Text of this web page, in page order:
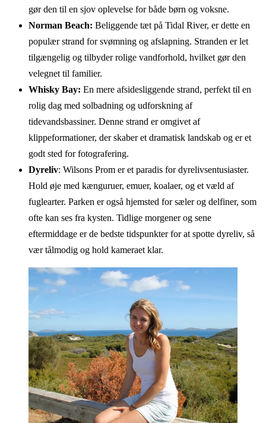
gør den til en sjov oplevelse for både børn og voksne.
Norman Beach: Beliggende tæt på Tidal River, er dette en
populær strand for svømning og afslapning. Stranden er let
tilgængelig og tilbyder rolige vandforhold, hvilket gør den
velegnet til familier.
Whisky Bay: En mere afsidesliggende strand, perfekt til en
rolig dag med solbadning og udforskning af
tidevandsbassiner. Denne strand er omgivet af
klippeformationer, der skaber et dramatisk landskab og er et
godt sted for fotografering.
Dyreliv: Wilsons Prom er et paradis for dyrelivsentusiaster.
Hold øje med kænguruer, emuer, koalaer, og et væld af
fuglearter. Parken er også hjemsted for sæler og delfiner, som
ofte kan ses fra kysten. Tidlige morgener og sene
eftermiddage er de bedste tidspunkter for at spotte dyreliv, så
vær tålmodig og hold kameraet klar.